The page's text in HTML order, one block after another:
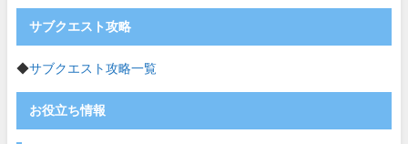
サブクエスト攻略
◆サブクエスト攻略一覧
お役立ち情報